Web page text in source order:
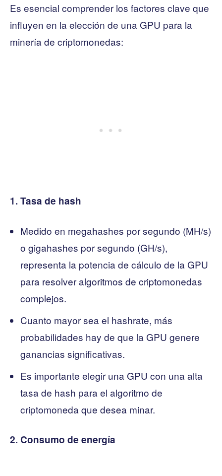
Es esencial comprender los factores clave que
influyen en la elección de una GPU para la
minería de criptomonedas:
1. Tasa de hash
Medido en megahashes por segundo (MH/s)
o gigahashes por segundo (GH/s),
representa la potencia de cálculo de la GPU
para resolver algoritmos de criptomonedas
complejos.
Cuanto mayor sea el hashrate, más
probabilidades hay de que la GPU genere
ganancias significativas.
Es importante elegir una GPU con una alta
tasa de hash para el algoritmo de
criptomoneda que desea minar.
2. Consumo de energía